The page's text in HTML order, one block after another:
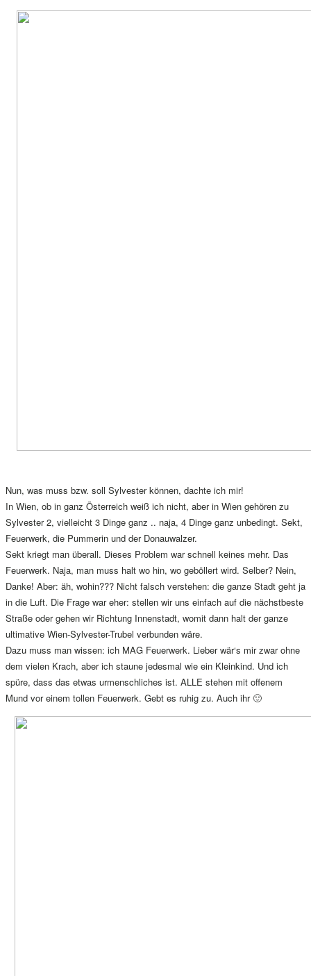
Nun, was muss bzw. soll Sylvester können, dachte ich mir!
In Wien, ob in ganz Österreich weiß ich nicht, aber in Wien gehören zu
Sylvester 2, vielleicht 3 Dinge ganz .. naja, 4 Dinge ganz unbedingt. Sekt,
Feuerwerk, die Pummerin und der Donauwalzer.
Sekt kriegt man überall. Dieses Problem war schnell keines mehr. Das
Feuerwerk. Naja, man muss halt wo hin, wo geböllert wird. Selber? Nein,
Danke! Aber: äh, wohin??? Nicht falsch verstehen: die ganze Stadt geht ja
in die Luft. Die Frage war eher: stellen wir uns einfach auf die nächstbeste
Straße oder gehen wir Richtung Innenstadt, womit dann halt der ganze
ultimative Wien-Sylvester-Trubel verbunden wäre.
Dazu muss man wissen: ich MAG Feuerwerk. Lieber wär‘s mir zwar ohne
dem vielen Krach, aber ich staune jedesmal wie ein Kleinkind. Und ich
spüre, dass das etwas urmenschliches ist. ALLE stehen mit offenem
Mund vor einem tollen Feuerwerk. Gebt es ruhig zu. Auch ihr 🙂